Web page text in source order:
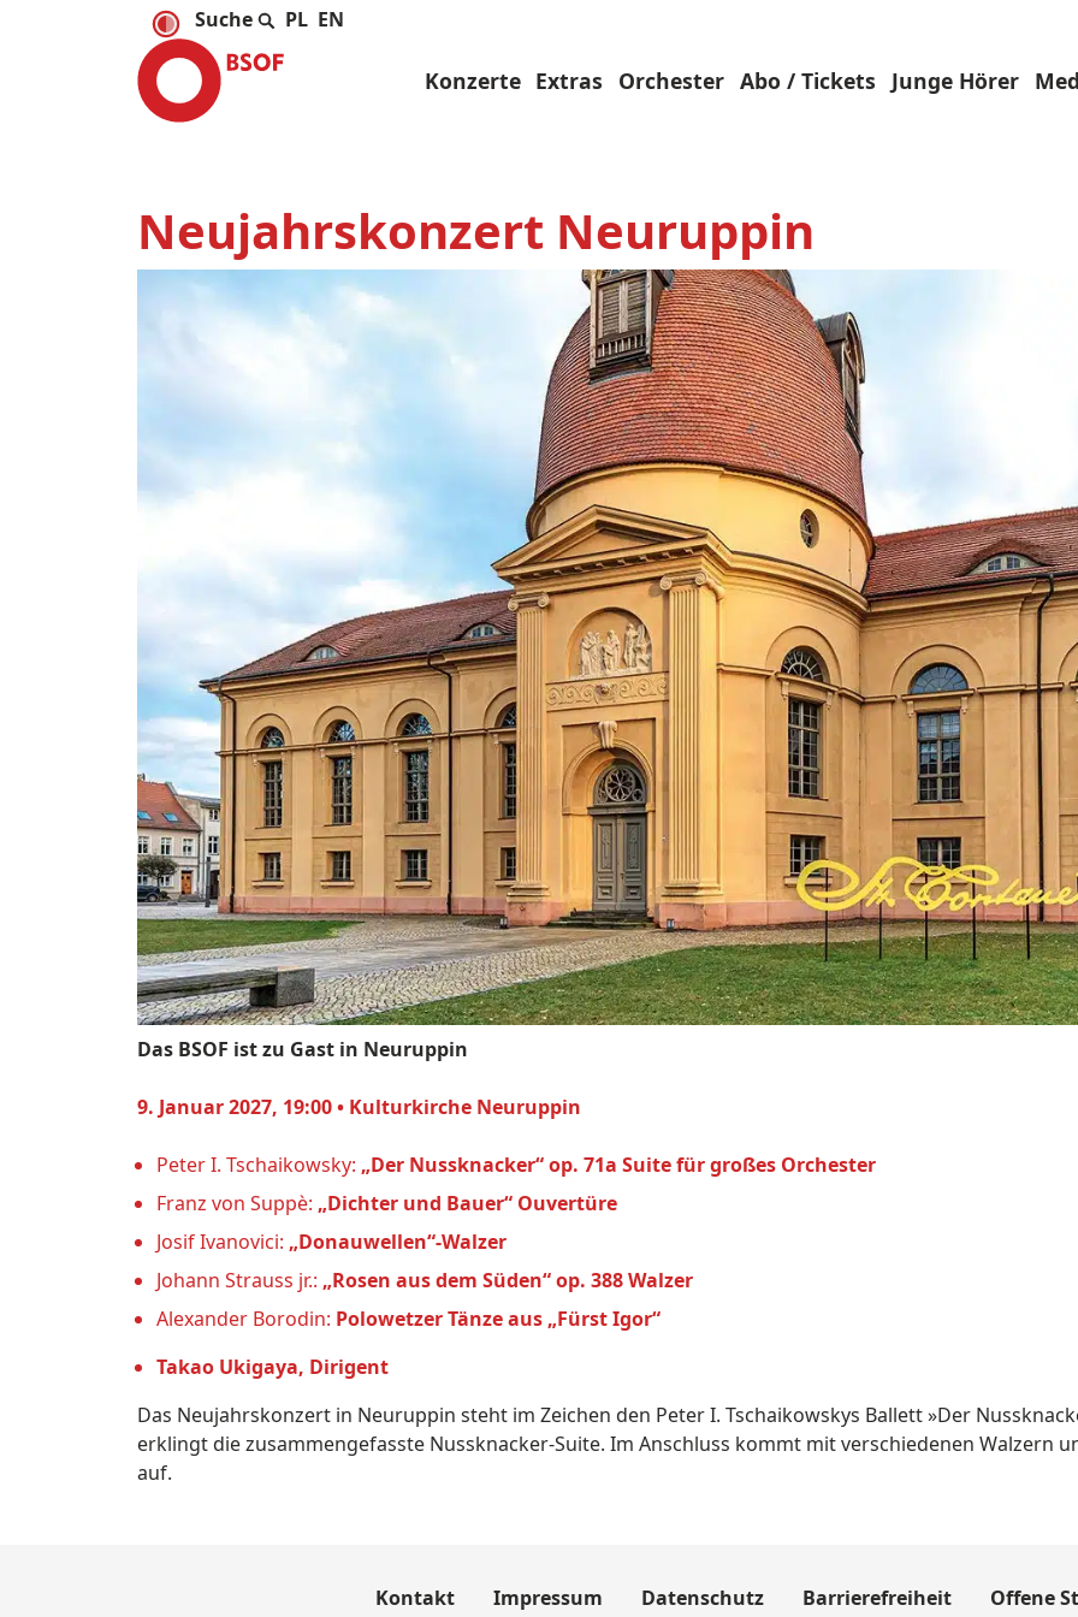
PL EN
Konzerte Extras Orchester Abo / Tickets Junge Hörer
Neujahrskonzert Neuruppin
Das BSOF ist zu Gast in Neuruppin
9. Januar 2027, 19:00 • Kulturkirche Neuruppin
Peter I. Tschaikowsky: „Der Nussknacker“ op. 71a Suite für großes Orchester
Franz von Suppè: „Dichter und Bauer“ Ouvertüre
Josif Ivanovici: „Donauwellen“-Walzer
Johann Strauss jr.: „Rosen aus dem Süden“ op. 388 Walzer
Alexander Borodin: Polowetzer Tänze aus „Fürst Igor“
Takao Ukigaya, Dirigent
Das Neujahrskonzert in Neuruppin steht im Zeichen den Peter I. Tschaikowskys Ballett »Der
erklingt die zusammengefasste Nussknacker-Suite. Im Anschluss kommt mit verschiedenen Walzern
auf.
Kontakt Impressum Datenschutz Barrierefreiheit Offene